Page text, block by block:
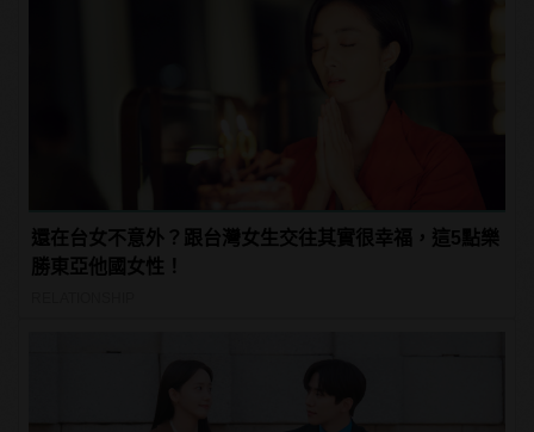
還在台女不意外？跟台灣女生交往其實很幸福，這5點樂
勝東亞他國女性！